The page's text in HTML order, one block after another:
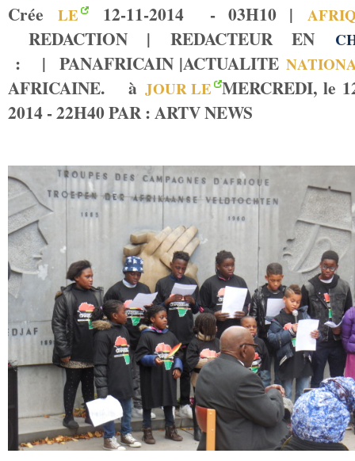
Crée LE 12-11-2014 - 03H10 |
REDACTION | REDACTEUR EN
: | PANAFRICAIN |ACTUALITE
AFRICAINE. à JOUR LE MERCREDI, le
2014 - 22H40 PAR : ARTV NEWS